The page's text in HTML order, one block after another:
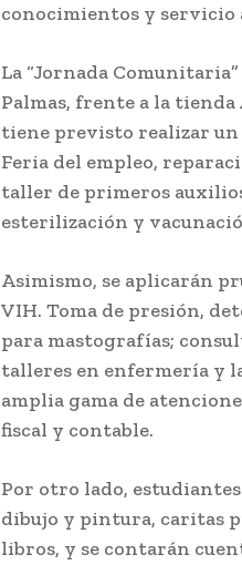
conocimientos y servicio
La “Jornada
Palmas, frente a la tienda
tiene previsto realizar
Feria del empleo,
taller de primeros
esterilización y
Asimismo, se aplicarán
VIH. Toma de presión,
para mastografías;
talleres en enfermería y
amplia gama de
fiscal y contable.
Por otro lado,
dibujo y pintura, caritas
libros, y se contarán